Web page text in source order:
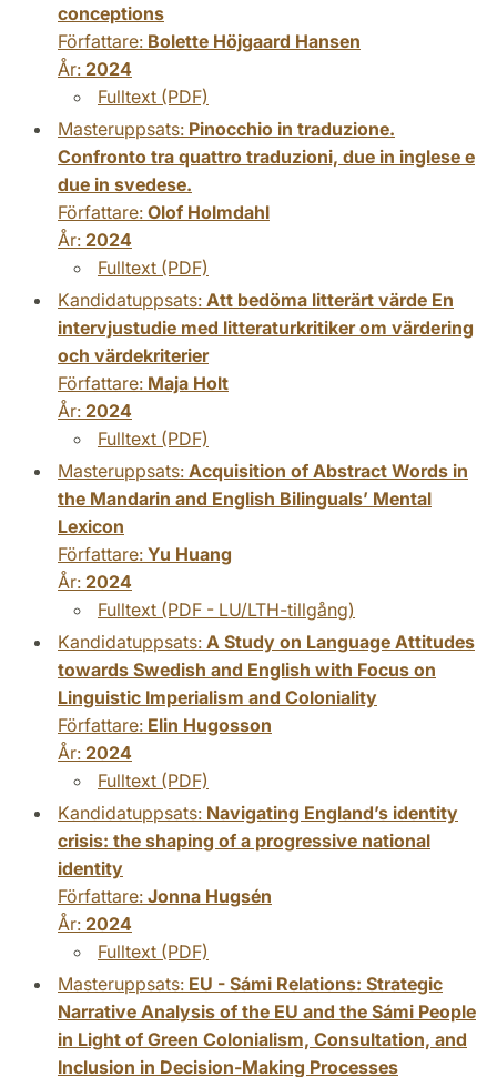
conceptions
Författare: Bolette Höjgaard Hansen
År: 2024
Fulltext (PDF)
Masteruppsats: Pinocchio in traduzione.
Confronto tra quattro traduzioni, due in inglese e
due in svedese.
Författare: Olof Holmdahl
År: 2024
Fulltext (PDF)
Kandidatuppsats: Att bedöma litterärt värde En
intervjustudie med litteraturkritiker om värdering
och värdekriterier
Författare: Maja Holt
År: 2024
Fulltext (PDF)
Masteruppsats: Acquisition of Abstract Words in
the Mandarin and English Bilinguals’ Mental
Lexicon
Författare: Yu Huang
År: 2024
Fulltext (PDF - LU/LTH-tillgång)
Kandidatuppsats: A Study on Language Attitudes
towards Swedish and English with Focus on
Linguistic Imperialism and Coloniality
Författare: Elin Hugosson
År: 2024
Fulltext (PDF)
Kandidatuppsats: Navigating England’s identity
crisis: the shaping of a progressive national
identity
Författare: Jonna Hugsén
År: 2024
Fulltext (PDF)
Masteruppsats: EU - Sámi Relations: Strategic
Narrative Analysis of the EU and the Sámi People
in Light of Green Colonialism, Consultation, and
Inclusion in Decision-Making Processes